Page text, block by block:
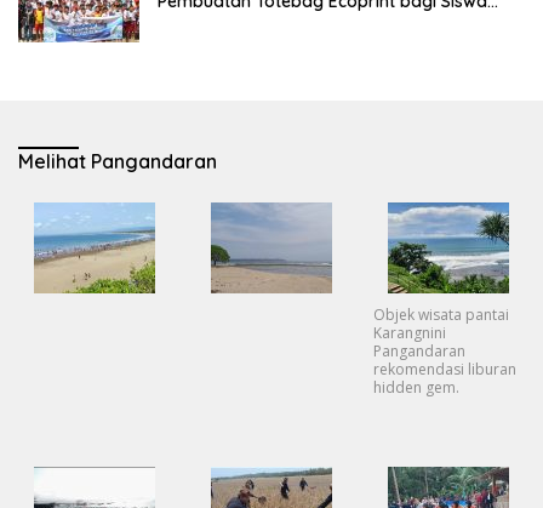
Melihat Pangandaran
Objek wisata pantai
Karangnini
Pangandaran
rekomendasi liburan
hidden gem.